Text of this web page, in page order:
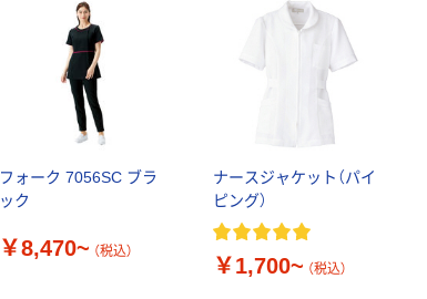
フォーク 7056SC ブラ
ック
￥8,470~ （税込）
ナースジャケット（パイ
ピング）
￥1,700~ （税込）